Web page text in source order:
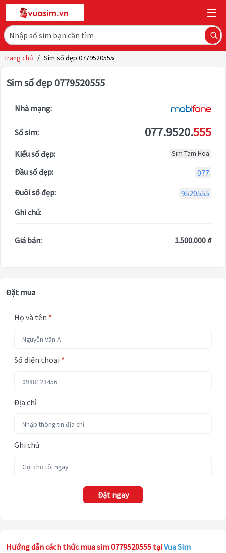
Trang chủ / Sim số đẹp 0779520555
Sim số đẹp 0779520555
Nhà mạng:
Số sim: 077.9520.555
Kiểu số đẹp: Sim Tam Hoa
Đầu số đẹp:
077
Đuôi số đẹp:
9520555
Ghi chú:
Giá bán: 1.500.000 ₫
Đặt mua
Họ và tên *
Số điện thoại *
Địa chỉ
Ghi chú
Đặt ngay
Hướng dẫn cách thức mua sim 0779520555 tạiVua Sim